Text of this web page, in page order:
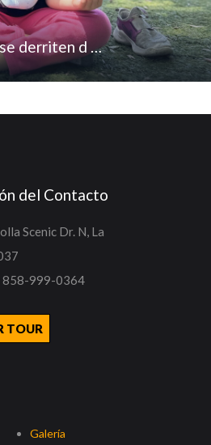
derriten d …
del Contacto
Scenic Dr. N, La
858-999-0364
TOUR
Galería